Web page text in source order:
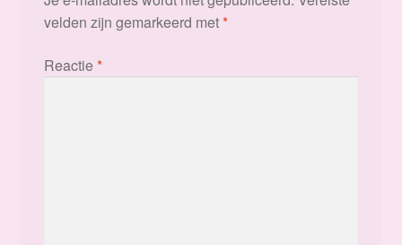
velden zijn gemarkeerd met*
Reactie*